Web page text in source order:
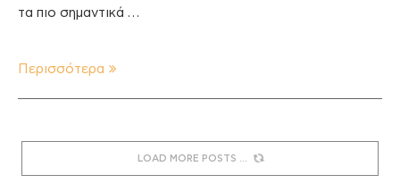
τα πιο σημαντικά …
Περισσότερα
LOAD MORE POSTS